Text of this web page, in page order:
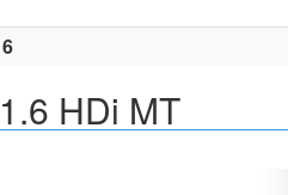
HDi MT